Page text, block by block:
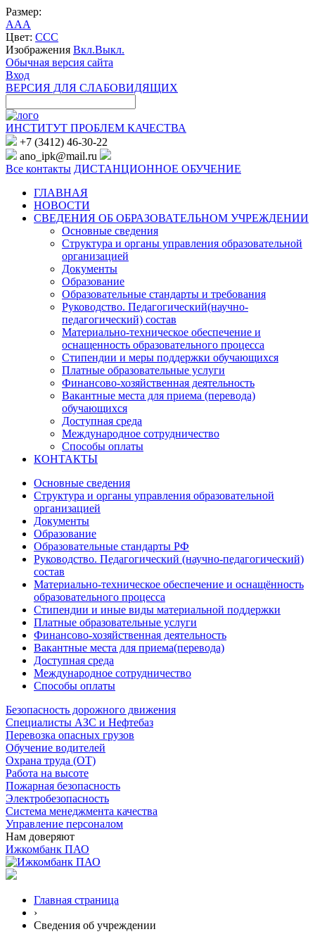
Размер:
AAA
Цвет: CCC
Изображения Вкл.Выкл.
Обычная версия сайта
Вход
ВЕРСИЯ ДЛЯ СЛАБОВИДЯЩИХ
ИНСТИТУТ ПРОБЛЕМ КАЧЕСТВА
+7 (3412) 46-30-22
ano_ipk@mail.ru
Все контакты ДИСТАНЦИОННОЕ ОБУЧЕНИЕ
ГЛАВНАЯ
НОВОСТИ
СВЕДЕНИЯ ОБ ОБРАЗОВАТЕЛЬНОМ УЧРЕЖДЕНИИ
Основные сведения
Структура и органы управления образовательной
организацией
Документы
Образование
Образовательные стандарты и требования
Руководство. Педагогический(научно-
педагогический) состав
Материально-техническое обеспечение и
оснащенность образовательного процесса
Стипендии и меры поддержки обучающихся
Платные образовательные услуги
Финансово-хозяйственная деятельность
Вакантные места для приема (перевода)
обучающихся
Доступная среда
Международное сотрудничество
Способы оплаты
КОНТАКТЫ
Основные сведения
Структура и органы управления образовательной
организацией
Документы
Образование
Образовательные стандарты РФ
Руководство. Педагогический (научно-педагогический)
состав
Материально-техническое обеспечение и оснащённость
образовательного процесса
Стипендии и иные виды материальной поддержки
Платные образовательные услуги
Финансово-хозяйственная деятельность
Вакантные места для приема(перевода)
Доступная среда
Международное сотрудничество
Способы оплаты
Безопасность дорожного движения
Специалисты АЗС и Нефтебаз
Перевозка опасных грузов
Обучение водителей
Охрана труда (ОТ)
Работа на высоте
Пожарная безопасность
Электробезопасность
Система менеджмента качества
Управление персоналом
Нам доверяют
Ижкомбанк ПАО
Главная страница
›
Сведения об учреждении